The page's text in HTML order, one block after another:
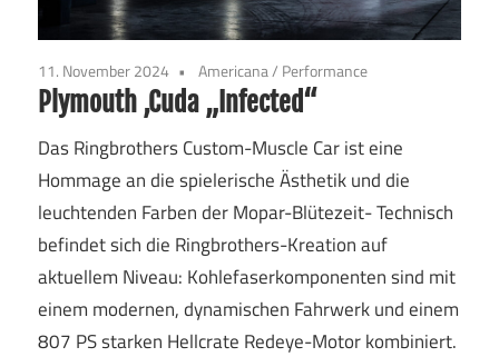
11. November 2024 Americana/ Performance
Plymouth ‚Cuda „Infected“
Das Ringbrothers Custom-Muscle Car ist eine
Hommage an die spielerische Ästhetik und die
leuchtenden Farben der Mopar-Blütezeit- Technisch
befindet sich die Ringbrothers-Kreation auf
aktuellem Niveau: Kohlefaserkomponenten sind mit
einem modernen, dynamischen Fahrwerk und einem
807 PS starken Hellcrate Redeye-Motor kombiniert.